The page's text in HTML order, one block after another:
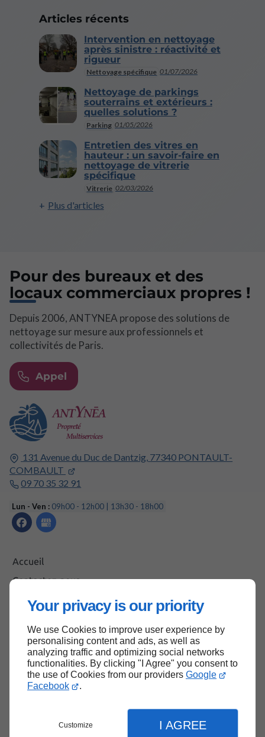
Your privacy is our priority
We use Cookies to improve user experience by
personalising content and ads, as well as
analyzing traffic and optimizing social networks
functionalities. By clicking "I Agree" you consent to
the use of Cookies from our providers Google
Facebook
.
Customize I AGREE
Articles récents
Nettoyage spécifique 01/07/2026
Intervention en nettoyage
après sinistre : réactivité et
rigueur
Parking 01/05/2026
Nettoyage de parkings
souterrains et extérieurs :
quelles solutions ?
Vitrerie 02/03/2026
Entretien des vitres en
hauteur : un savoir-faire en
nettoyage de vitrerie
spécifique
Plus d'articles
131 Avenue du Duc de Dantzig, 77340 PONTAULT-
COMBAULT
09 70 35 32 91
Lun - Ven : 09h00 - 12h00 | 13h30 - 18h00
Accueil
Contactez-nous
Mentions légales
Pour des bureaux et des
locaux commerciaux propres !
Depuis 2006, ANTYNEA propose des solutions de
nettoyage sur mesure aux professionnels et
collectivités de Paris.
Appel
Haut de page